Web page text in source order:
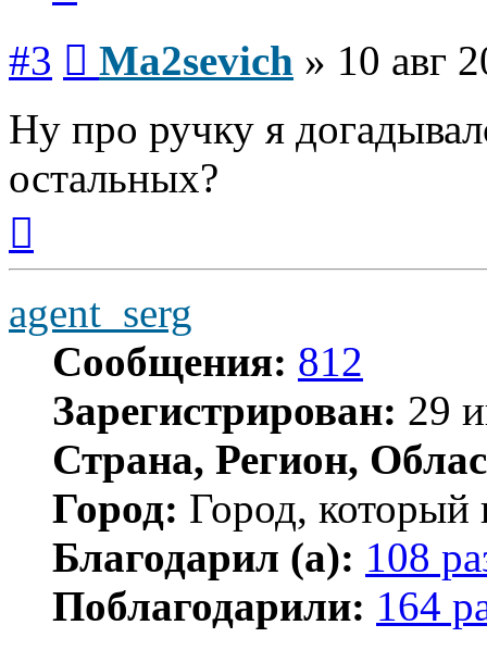
#3 Ma2sevich » 10 авг
Ну про ручку я
остальных?
началу
agent_serg
Сообщения: 812
Зарегистрирован: 29
Страна, Регион,
Город: Город, который
Благодарил (а): 108
Поблагодарили: 164